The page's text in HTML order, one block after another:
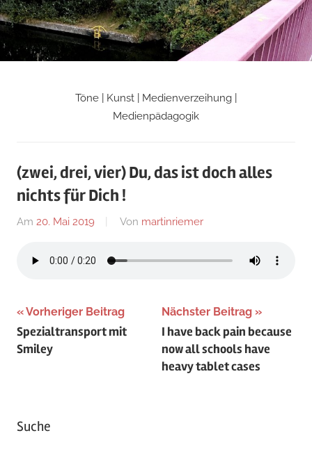
Zum
Inhalt
springen
Martin
Blog
Töne | Kunst | Medienverzeihung |
Medienpädagogik
(zwei, drei, vier) Du, das ist doch alles
nichts für Dich !
Am 20. Mai 2019 Von martinriemer
Beitragsnavigation
Vorheriger Beitrag
Spezialtransport mit
Smiley
Nächster Beitrag
I have back pain because
now all schools have
heavy tablet cases
Suche